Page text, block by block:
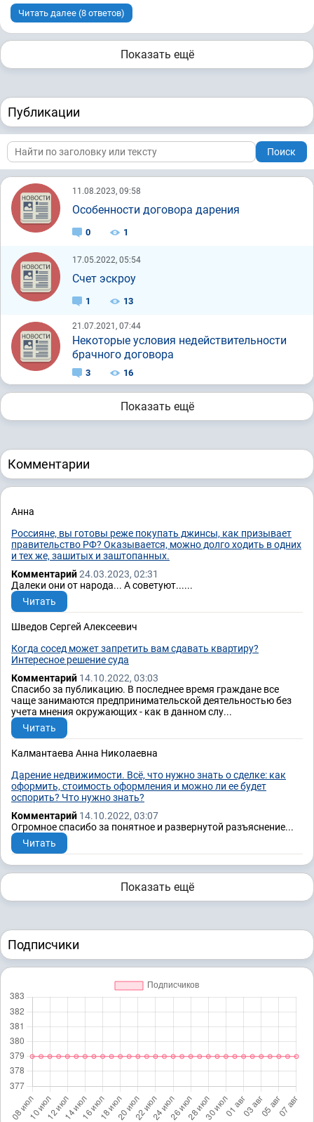
Читать далее (8 ответов)
Показать ещё
Публикации
Поиск
11.08.2023, 09:58
Особенности договора дарения
0 1
17.05.2022, 05:54
Счет эскроу
1 13
21.07.2021, 07:44
Некоторые условия недействительности
брачного договора
3 16
Показать ещё
Комментарии
Анна
Россияне, вы готовы реже покупать джинсы, как призывает
правительство РФ? Оказывается, можно долго ходить в одних
и тех же, зашитых и заштопанных.
Комментарий24.03.2023, 02:31
Далеки они от народа... А советуют......
Читать
Шведов Сергей Алексеевич
Когда сосед может запретить вам сдавать квартиру?
Интересное решение суда
Комментарий 14.10.2022, 03:03
Спасибо за публикацию. В последнее время граждане все
чаще занимаются предпринимательской деятельностью без
учета мнения окружающих - как в данном слу...
Читать
Калмантаева Анна Николаевна
Дарение недвижимости. Всё, что нужно знать о сделке: как
оформить, стоимость оформления и можно ли ее будет
оспорить? Что нужно знать?
Комментарий 14.10.2022, 03:07
Огромное спасибо за понятное и развернутой разъяснение...
Читать
Показать ещё
Подписчики